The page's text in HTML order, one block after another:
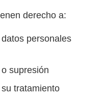
derecho a:
personales
supresión
tratamiento